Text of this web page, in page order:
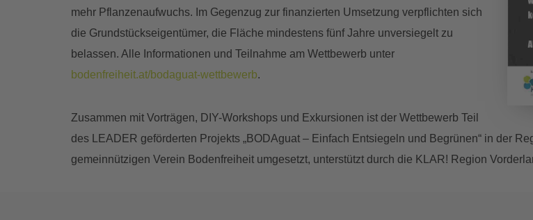
mehr Pflanzenaufwuchs. Im Gegenzug zur finanzierten Umsetzung verpflichten sich
die Grundstückseigentümer, die Fläche mindestens fünf Jahre unversiegelt zu
belassen. Alle Informationen und Teilnahme am Wettbewerb unter
bodenfreiheit.at/bodaguat-wettbewerb.
Zusammen mit Vorträgen, DIY-Workshops und Exkursionen ist der Wettbewerb Teil
des LEADER geförderten Projekts „BODAguat – Einfach Entsiegeln und Begrünen“ in der
gemeinnützigen Verein Bodenfreiheit umgesetzt, unterstützt durch die KLAR! Region